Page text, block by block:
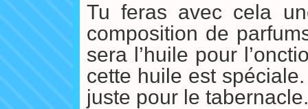
Tu feras avec cela
composition de
sera l’huile pour
cette huile est
juste pour le tabernacle.